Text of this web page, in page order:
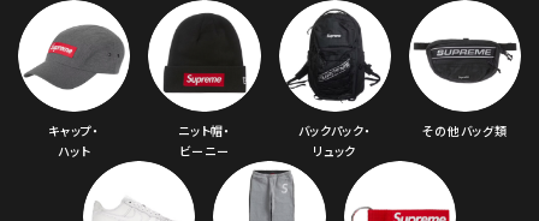
キャップ・
ハット
ニット帽・
ビーニー
バックパック・
リュック
その他バッグ類